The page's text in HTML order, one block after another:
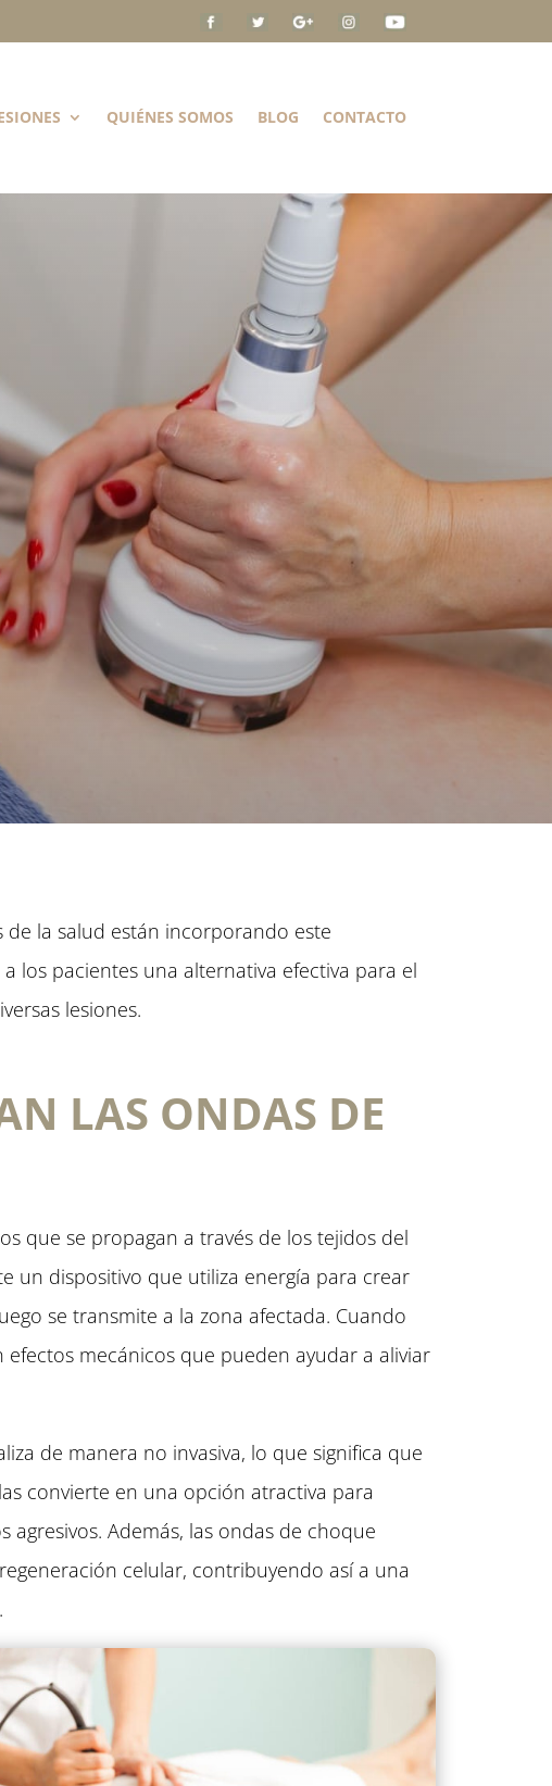
QUIÉNES SOMOS BLOG CONTACTO
de la salud están incorporando este
los pacientes una alternativa efectiva para el
lesiones.
LAS ONDAS DE
que se propagan a través de los tejidos del
un dispositivo que utiliza energía para crear
se transmite a la zona afectada. Cuando
mecánicos que pueden ayudar a aliviar
de manera no invasiva, lo que significa que
convierte en una opción atractiva para
Además, las ondas de choque
celular, contribuyendo así a una